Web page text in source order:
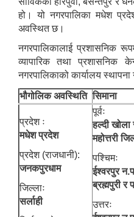
हो। यो नगरपालिका मधेश प्रदेश
अवस्थित छ।
नगरपालिकालाई प्रशासनिक
व्यापारिक तथा प्रशासनिक
नगरपालिकाको कार्यालय स्थापना
भौगोलिक अवस्थिति सिमाना
प्रदेश ः
मधेश प्रदेश
प्रदेश (राजधानी):
जनकपुरधाम
जिल्लाः
सर्लाही
पूर्वः
हल्दी खोला
महोत्तरी
पश्चिमः
ईश्‍वरपुर
ब्रह्मपुरी र
उत्तरः